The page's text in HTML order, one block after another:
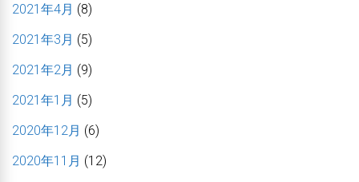
2021年4月 (8)
2021年3月 (5)
2021年2月 (9)
2021年1月 (5)
2020年12月 (6)
2020年11月 (12)